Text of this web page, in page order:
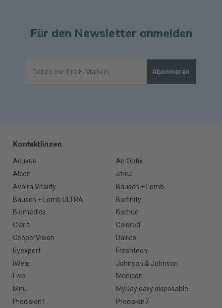
Für den Newsletter anmelden
Abonnieren
Kontaktlinsen
Acuvue
Air Optix
Alcon
atrea
Avaira Vitality
Bausch + Lomb
Bausch + Lomb ULTRA
Biofinity
Biomedics
Biotrue
Clariti
Colored
CooperVision
Dailies
Eyexpert
Freshtech
iWear
Johnson & Johnson
Live
Menicon
Miru
MyDay daily disposable
Precision1
Precision7